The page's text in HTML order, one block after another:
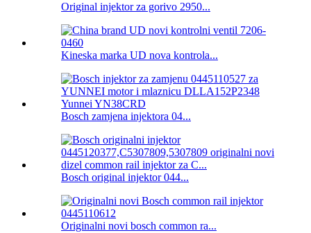
Original injektor za gorivo 2950...
Kineska marka UD nova kontrola...
Bosch zamjena injektora 04...
Bosch original injektor 044...
Originalni novi bosch common ra...